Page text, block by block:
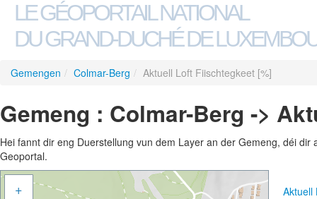
LE GÉOPORTAIL NATIONAL
DU GRAND-DUCHÉ DE
Gemengen / Colmar-Berg / Aktuell Loft Fiischtegkeet [%]
Gemeng : Colmar-Berg ->
Hei fannt dir eng Duerstellung vun dem Layer an der Gemeng, déi
Geoportal.
+
Aktuell